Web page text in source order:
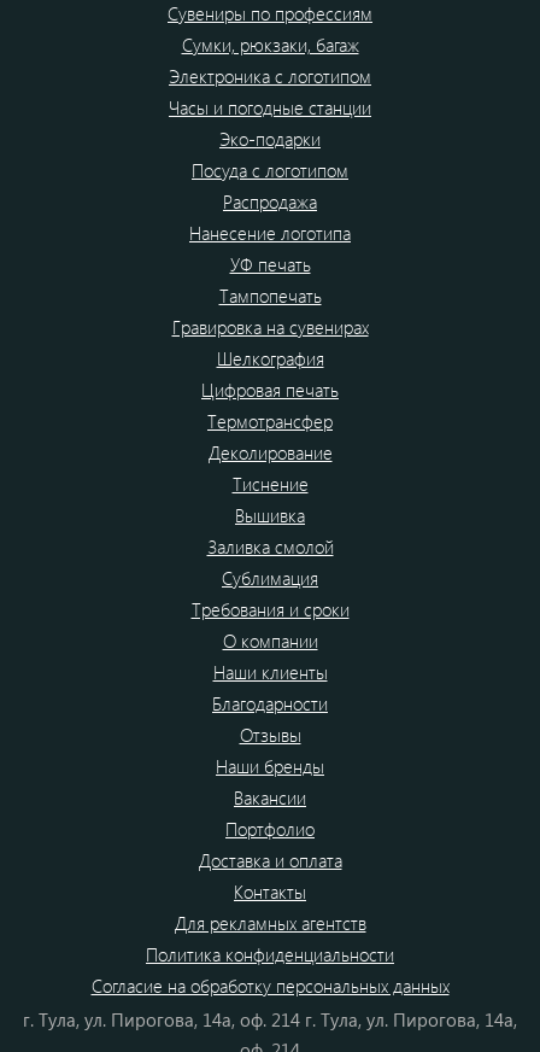
Сувениры по профессиям
Сумки, рюкзаки, багаж
Электроника с логотипом
Часы и погодные станции
Эко-подарки
Посуда с логотипом
Распродажа
Нанесение логотипа
УФ печать
Тампопечать
Гравировка на сувенирах
Шелкография
Цифровая печать
Термотрансфер
Деколирование
Тиснение
Вышивка
Заливка смолой
Сублимация
Требования и сроки
О компании
Наши клиенты
Благодарности
Отзывы
Наши бренды
Вакансии
Портфолио
Доставка и оплата
Контакты
Для рекламных агентств
Политика конфиденциальности
Согласие на обработку персональных данных
г. Тула, ул. Пирогова, 14а, оф. 214 г. Тула, ул. Пирогова, 14а,